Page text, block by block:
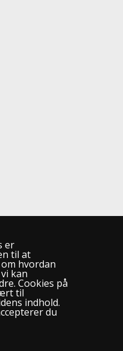
er
til at
hvordan
kan
Cookies på
til
indhold.
du